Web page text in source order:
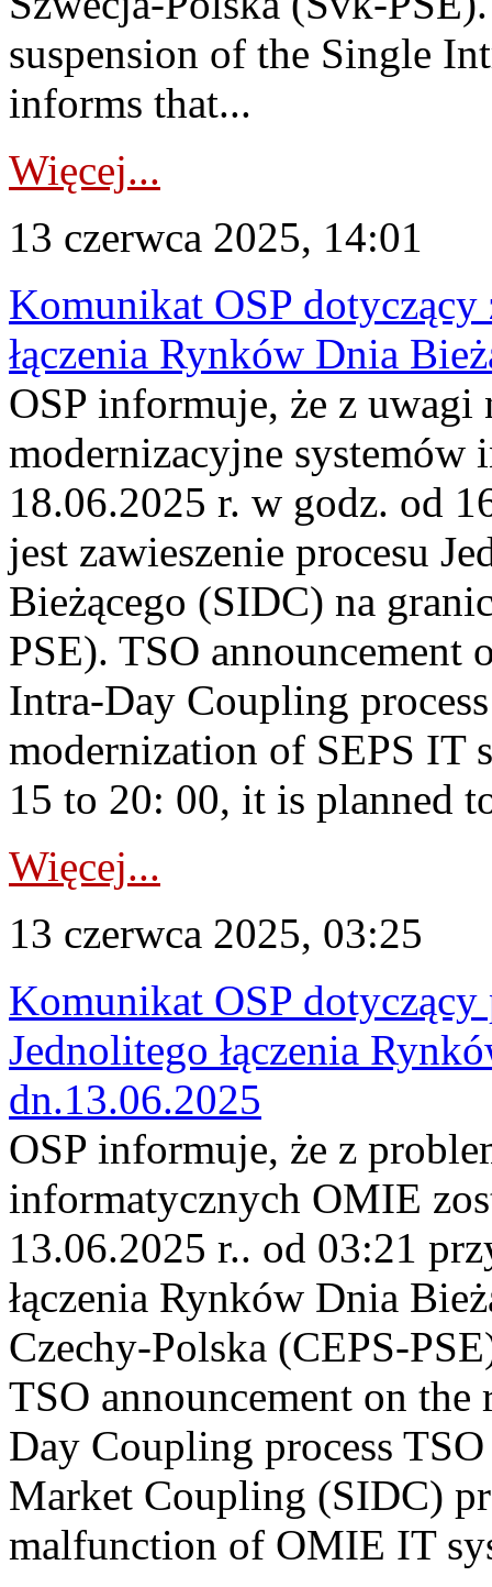
suspension of the Single
informs that...
Więcej...
13 czerwca 2025, 14:01
Komunikat OSP dotyczący
łączenia Rynków Dnia
OSP informuje, że z uwagi
modernizacyjne systemów
18.06.2025 r. w godz. od
jest zawieszenie procesu
Bieżącego (SIDC) na
PSE). TSO announcement
Intra-Day Coupling
modernization of SEPS IT
15 to 20: 00, it is planned
Więcej...
13 czerwca 2025, 03:25
Komunikat OSP
Jednolitego łączenia
dn.13.06.2025
OSP informuje, że z
informatycznych OMIE
13.06.2025 r.. od 03:21
łączenia Rynków Dnia
Czechy-Polska (CEPS-
TSO announcement on
Day Coupling process
Market Coupling (SIDC)
malfunction of OMIE IT